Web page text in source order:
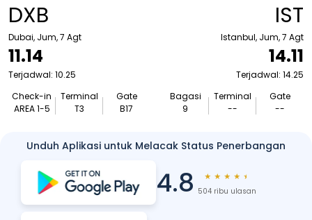
DXB
Dubai, Jum, 7 Agt
11.14
Terjadwal: 10.25
Check-in
AREA 1-5
Terminal
T3
Gate
B17
IST
Istanbul, Jum, 7 Agt
14.11
Terjadwal: 14.25
Bagasi
9
Terminal
--
Gate
--
Unduh Aplikasi untuk Melacak Status Penerbangan
4.8 ★ ★ ★ ★ ★
504 ribu ulasan